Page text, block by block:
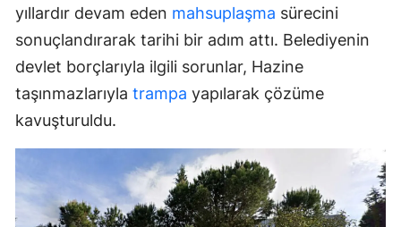
yıllardır devam eden mahsuplaşma sürecini
sonuçlandırarak tarihi bir adım attı. Belediyenin
devlet borçlarıyla ilgili sorunlar, Hazine
taşınmazlarıyla trampa yapılarak çözüme
kavuşturuldu.